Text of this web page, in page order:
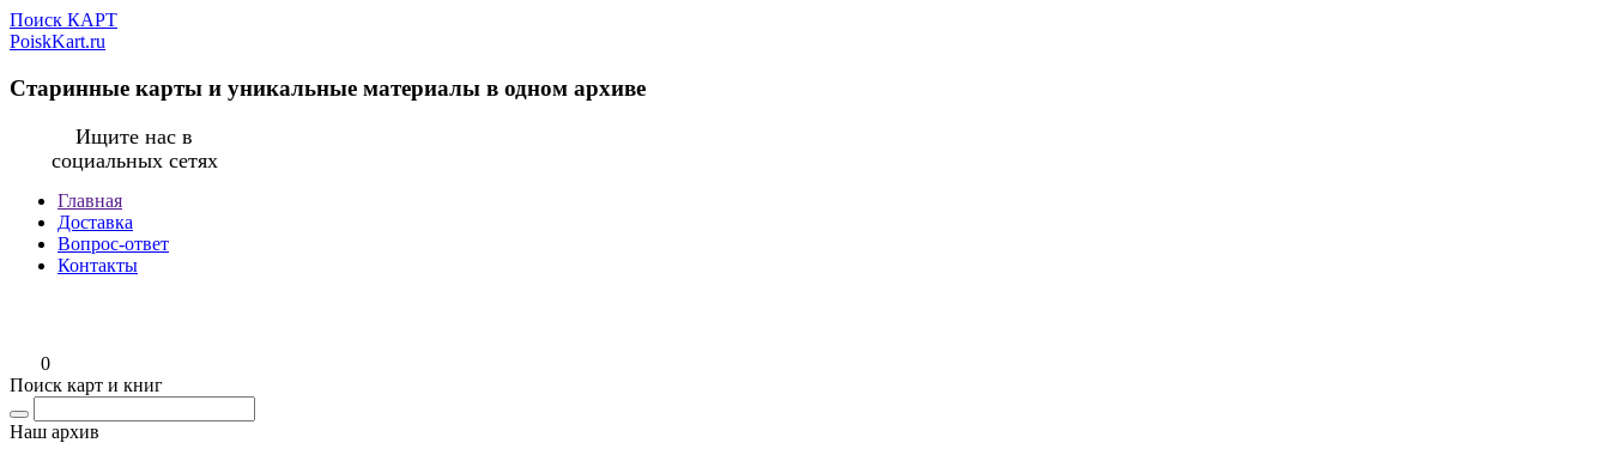
Поиск КАРТ
PoiskKart.ru
Старинные карты и уникальные материалы в одном архиве
Ищите нас в
социальных сетях
Главная
Доставка
Вопрос-ответ
Контакты
0
Поиск карт и книг
Наш архив